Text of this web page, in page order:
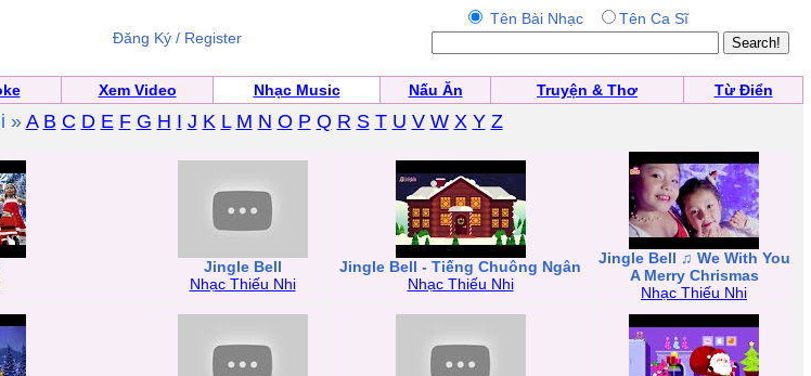
Đăng Ký / Register
Tên Bài Nhạc Tên Ca Sĩ
Xem Video Nhạc Music Nấu Ăn Truyện & Thơ
Từ Điển
»A B C D E F G H I J K L M N O P Q R S T U V W X Y Z
Jingle Bell
Nhạc Thiếu Nhi
Jingle Bell - Tiếng Chuông Ngân
Nhạc Thiếu Nhi
Jingle Bell ♫ We With You
A Merry Chrismas
Nhạc Thiếu Nhi